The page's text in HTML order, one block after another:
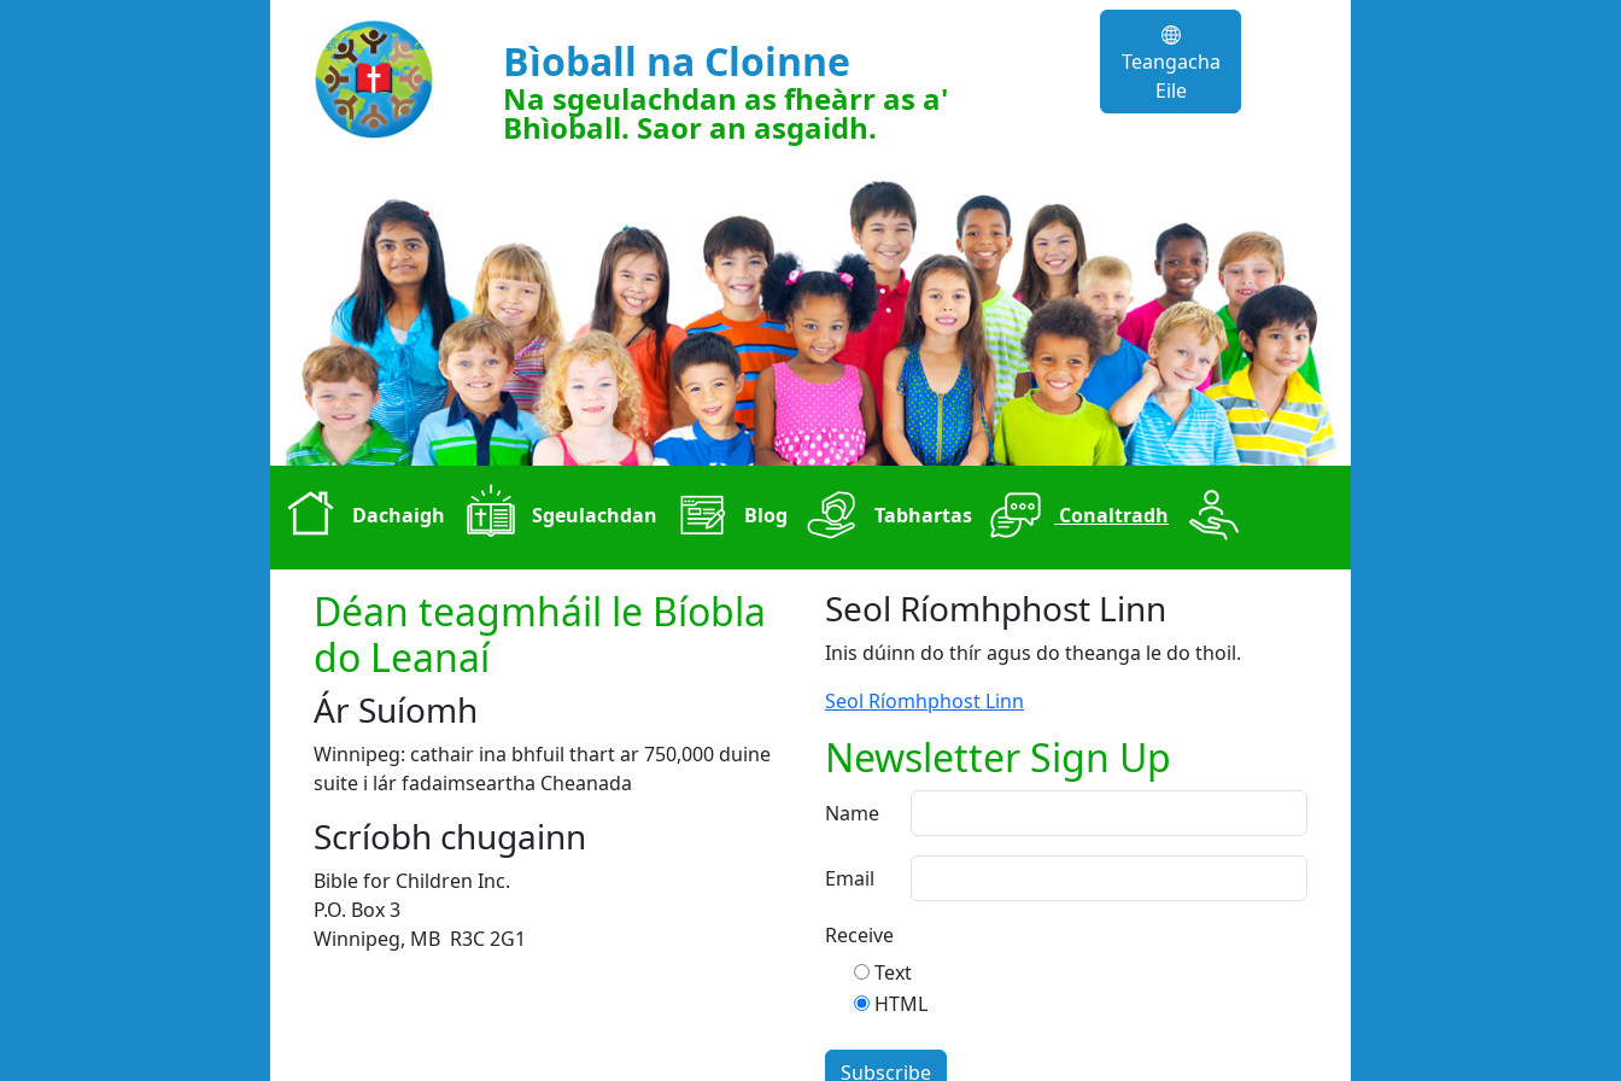
Bìoball na Cloinne
Na sgeulachdan as fheàrr as a'
Bhìoball. Saor an asgaidh.
Teangacha
Eile
Dachaigh Sgeulachdan Blog Tabhartas Conaltradh
Déan teagmháil le Bíobla
do Leanaí
Ár Suíomh
Winnipeg: cathair ina bhfuil thart ar 750,000 duine
suite i lár fadaimseartha Cheanada
Scríobh chugainn
Bible for Children Inc.
P.O. Box 3
Winnipeg, MB R3C 2G1
Seol Ríomhphost Linn
Inis dúinn do thír agus do theanga le do thoil.
Seol Ríomhphost Linn
Newsletter Sign Up
Name
Email
Receive
Text
HTML